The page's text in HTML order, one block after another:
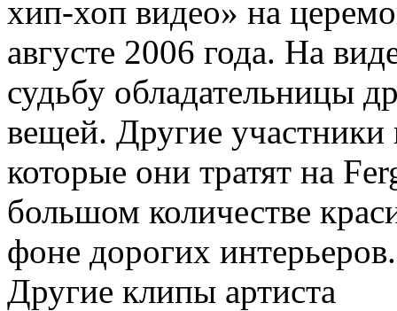
хип-хоп видео» на
августе 2006 года. На
судьбу обладательницы
вещей. Другие
которые они тратят на
большом количестве
фоне дорогих
Другие клипы артиста